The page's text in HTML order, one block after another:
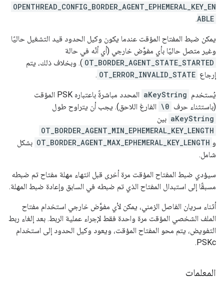
OPENTHREAD_CONFIG_BORDER_AGENT_EPHEMERAL_KEY_EN
ABLE
.
يمكن ضبط المفتاح المؤقت عندما يكون وكيل الحدود قيد التشغيل حاليًا
وغير متصل حاليًا بأي مفوَّض خارجي (أي أنّه في حالة
OT_BORDER_AGENT_STATE_STARTED ). وبخلاف ذلك، يتم
إرجاع OT_ERROR_INVALID_STATE
.
يُستخدم aKeyString
المحدد مباشرةً باعتباره PSK المؤقت
(باستثناء حرف \0 الفارغ اللاحق). يجب أن يتراوح طول
aKeyString بين
OT_BORDER_AGENT_MIN_EPHEMERAL_KEY_LENGTH
و OT_BORDER_AGENT_MAX_EPHEMERAL_KEY_LENGTH بشكل
شامل.
سيؤدي ضبط المفتاح المؤقت مرة أخرى قبل انتهاء مهلة مفتاح تم ضبطه
مسبقًا إلى استبدال المفتاح الذي تم ضبطه في السابق وإعادة ضبط المهلة.
أثناء سريان الفاصل الزمني، يمكن لأي مفوَّض خارجي استخدام مفتاح
الملف الشخصي المؤقت مرة واحدة فقط لإجراء عملية الربط. بعد إلغاء ربط
التفويض، يتم محو المفتاح المؤقت، ويعود وكيل الحدود إلى استخدام
PSKc.
المعلمات